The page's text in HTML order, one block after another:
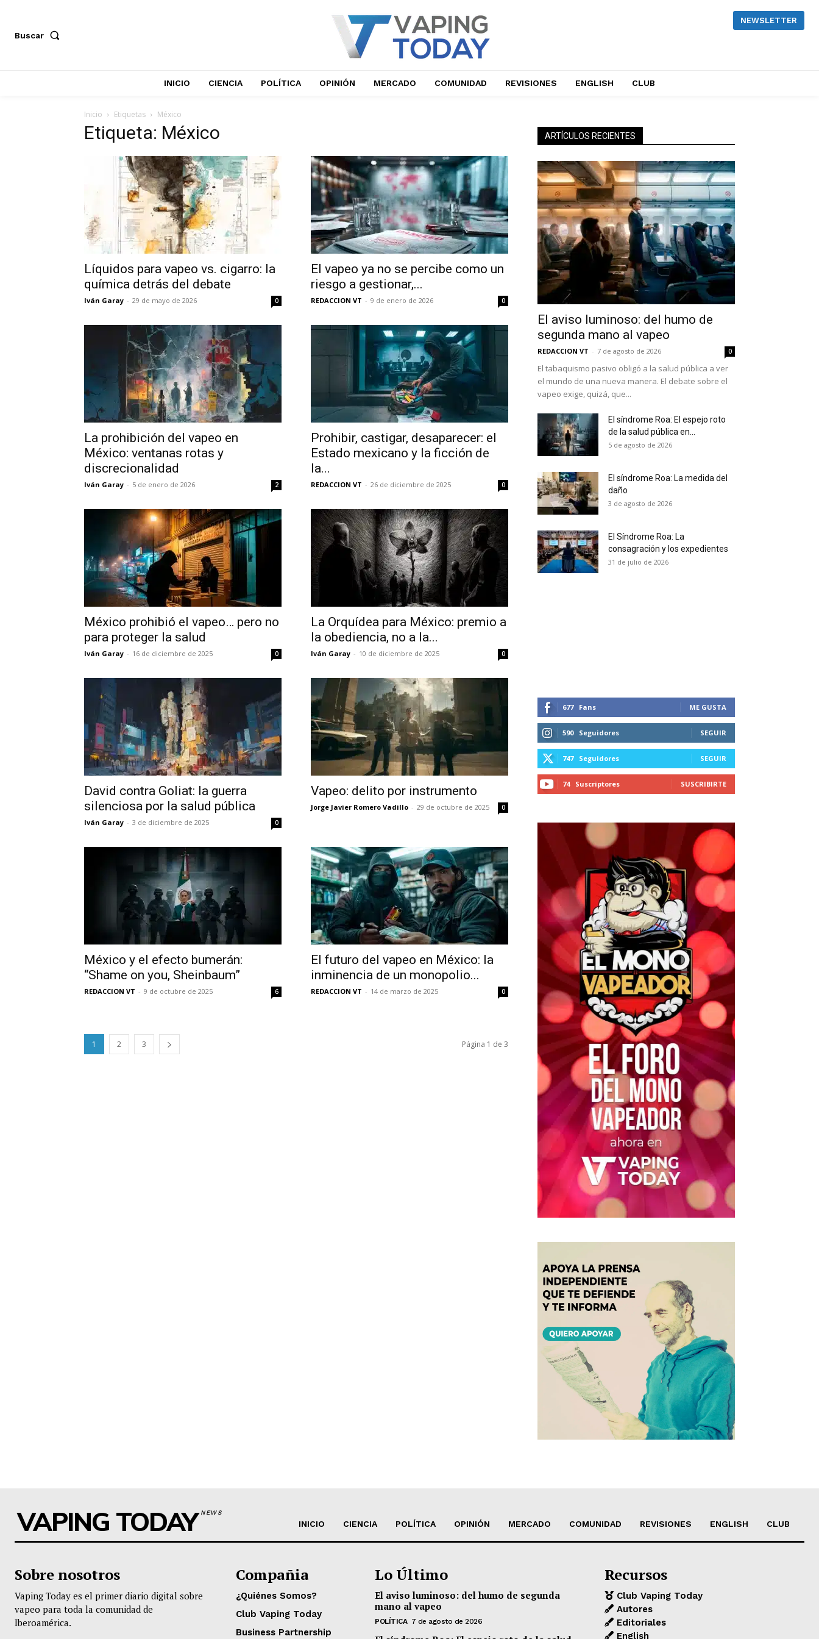
No te pierdas de las últimas
Suscríbete a nuestro boletín diario y recibe todas las
noticias del vapeo y la reducción de daños en tu correo
electrónico.
Subscribe to our daily clipping and receive all the news
of vaping and tobacco harm reduction in your email.
Buscar
NEWSLETTER
INICIO CIENCIA POLÍTICA OPINIÓN MERCADO COMUNIDAD REVISIONES ENGLISH CLUB
Inicio Etiquetas México
Etiqueta: México
Líquidos para vapeo vs. cigarro: la
química detrás del debate
Iván Garay - 29 de mayo de 2026 0
El vapeo ya no se percibe como un
riesgo a gestionar,...
REDACCION VT - 9 de enero de 2026 0
La prohibición del vapeo en
México: ventanas rotas y
discrecionalidad
Iván Garay - 5 de enero de 2026 2
Prohibir, castigar, desaparecer: el
Estado mexicano y la ficción de
la...
REDACCION VT - 26 de diciembre de 2025 0
México prohibió el vapeo… pero no
para proteger la salud
Iván Garay - 16 de diciembre de 2025 0
La Orquídea para México: premio a
la obediencia, no a la...
Iván Garay - 10 de diciembre de 2025 0
David contra Goliat: la guerra
silenciosa por la salud pública
Iván Garay - 3 de diciembre de 2025 0
Vapeo: delito por instrumento
Jorge Javier Romero Vadillo - 29 de octubre de 2025 0
México y el efecto bumerán:
“Shame on you, Sheinbaum”
REDACCION VT - 9 de octubre de 2025 6
El futuro del vapeo en México: la
inminencia de un monopolio...
REDACCION VT - 14 de marzo de 2025 0
1 2 3 Página 1 de 3
ARTÍCULOS RECIENTES
El aviso luminoso: del humo de
segunda mano al vapeo
REDACCION VT - 7 de agosto de 2026 0
El tabaquismo pasivo obligó a la salud pública a ver
el mundo de una nueva manera. El debate sobre el
vapeo exige, quizá, que...
El síndrome Roa: El espejo roto
de la salud pública en...
5 de agosto de 2026
El síndrome Roa: La medida del
daño
3 de agosto de 2026
El Síndrome Roa: La
consagración y los expedientes
31 de julio de 2026
677 Fans ME GUSTA
590 Seguidores SEGUIR
747 Seguidores SEGUIR
74 Suscriptores SUSCRIBIRTE
VAPING TODAYNEWS
INICIO CIENCIA POLÍTICA OPINIÓN MERCADO COMUNIDAD REVISIONES ENGLISH CLUB
Sobre nosotros
Vaping Today es el primer diario digital sobre
vapeo para toda la comunidad de
Iberoamérica.
Compañia
¿Quiénes Somos?
Club Vaping Today
Business Partnership
Lo Último
El aviso luminoso: del humo de segunda
mano al vapeo
POLÍTICA 7 de agosto de 2026
Recursos
Club Vaping Today
Autores
Editoriales
English